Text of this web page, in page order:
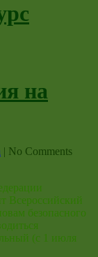
на
| No Comments
Всероссийский
безопасного
(с 1 июля